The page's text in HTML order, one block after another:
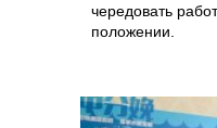
чередовать
положении.